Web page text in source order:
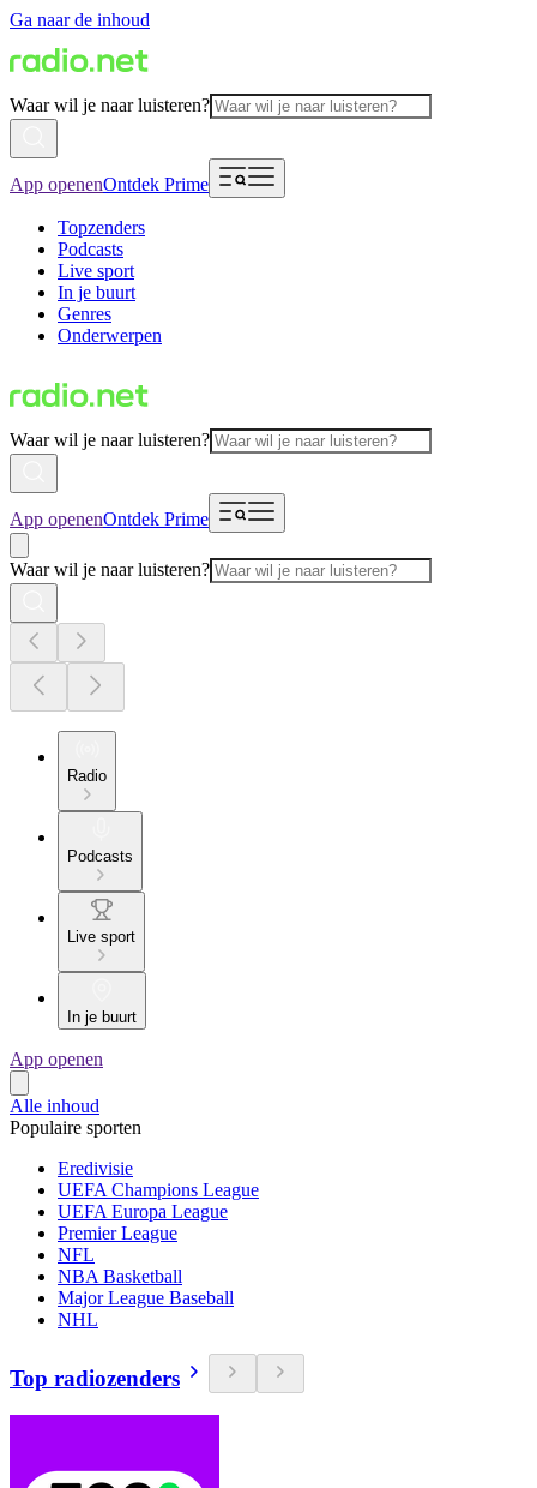
Ga naar de inhoud
Waar wil je naar luisteren?
App openenOntdek Prime
Topzenders
Podcasts
Live sport
In je buurt
Genres
Onderwerpen
Waar wil je naar luisteren?
App openenOntdek Prime
Waar wil je naar luisteren?
Radio
Podcasts
Live sport
In je buurt
App openen
Alle inhoud
Populaire sporten
Eredivisie
UEFA Champions League
UEFA Europa League
Premier League
NFL
NBA Basketball
Major League Baseball
NHL
Top radiozenders